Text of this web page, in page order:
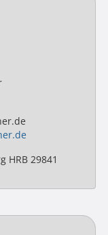
HRB 29841